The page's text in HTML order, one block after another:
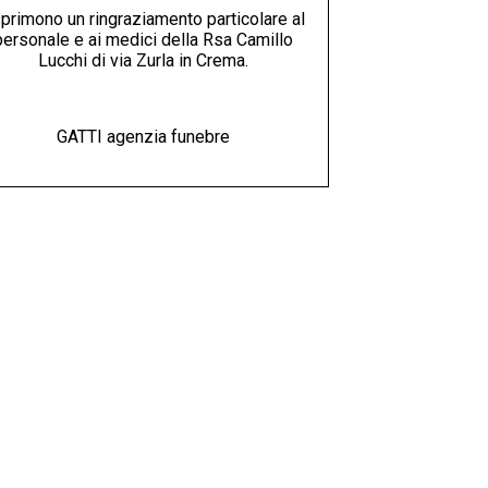
un ringraziamento particolare al
e ai medici della Rsa Camillo
Lucchi di via Zurla in Crema.
GATTI agenzia funebre